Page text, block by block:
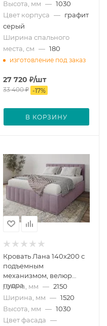
Высота, мм — 1030
Цвет корпуса — графит
серый
Ширина спального
места, см — 180
изготовление под заказ
27 720 ₽/шт
33 400₽ -17%
В КОРЗИНУ
Кровать Лана 140х200 с
подъемным
механизмом, велюр
пудра
Длина, мм — 2150
Ширина, мм — 1520
Высота, мм — 1030
Цвет фасада —